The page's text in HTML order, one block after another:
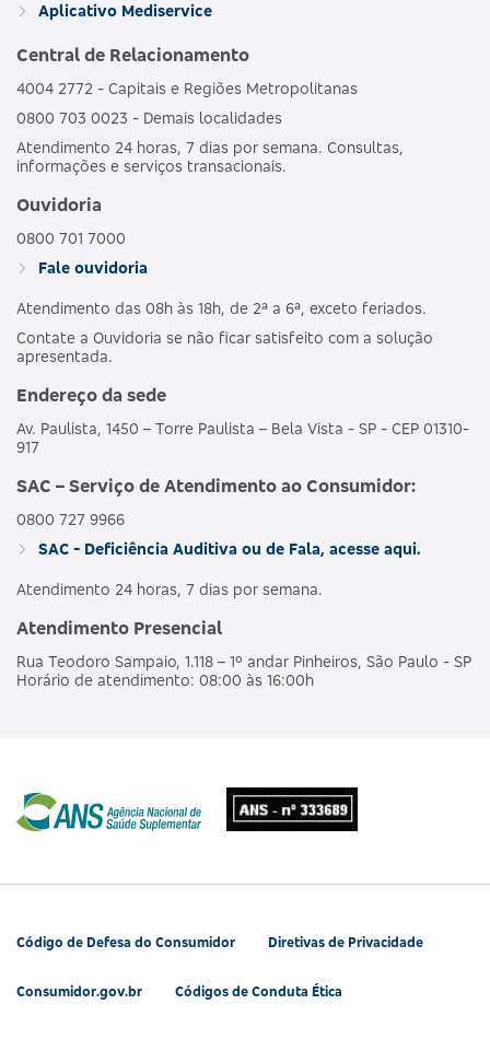
Aplicativo Mediservice
Central de Relacionamento
4004 2772 - Capitais e Regiões Metropolitanas
0800 703 0023 - Demais localidades
Atendimento 24 horas, 7 dias por semana. Consultas,
informações e serviços transacionais.
Ouvidoria
0800 701 7000
Fale ouvidoria
Atendimento das 08h às 18h, de 2ª a 6ª, exceto feriados.
Contate a Ouvidoria se não ficar satisfeito com a solução
apresentada.
Endereço da sede
Av. Paulista, 1450 – Torre Paulista – Bela Vista - SP - CEP 01310-
917
SAC – Serviço de Atendimento ao Consumidor:
0800 727 9966
SAC - Deficiência Auditiva ou de Fala, acesse aqui.
Atendimento 24 horas, 7 dias por semana.
Atendimento Presencial
Rua Teodoro Sampaio, 1.118 – 1º andar Pinheiros, São Paulo - SP
Horário de atendimento: 08:00 às 16:00h
Código de Defesa do Consumidor Diretivas de Privacidade
Consumidor.gov.br Códigos de Conduta Ética